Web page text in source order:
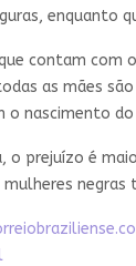
enquanto
contam com
as mães
o nascimento
o prejuízo é